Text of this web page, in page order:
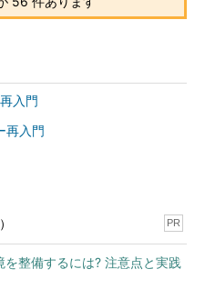
入門
再入門
PR
を整備するには? 注意点と実践